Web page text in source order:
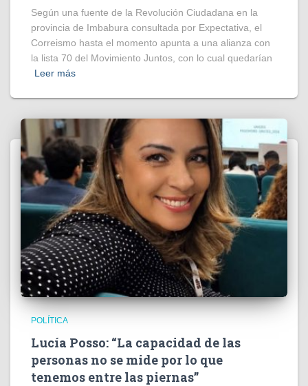
Según una fuente de la Revolución Ciudadana en la
provincia de Imbabura consultada por Expectativa, el
Correismo hasta el momento apunta a una alianza con
la lista 70 del Movimiento Juntos, con lo cual quedarían
Leer más
POLÍTICA
Lucía Posso: “La capacidad de las
personas no se mide por lo que
tenemos entre las piernas”